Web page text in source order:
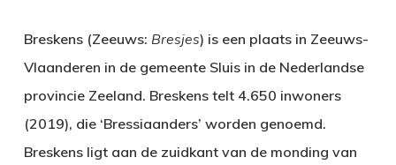
Breskens (Zeeuws: Bresjes) is een plaats in Zeeuws-
Vlaanderen in de gemeente Sluis in de Nederlandse
provincie Zeeland. Breskens telt 4.650 inwoners
(2019), die ‘Bressiaanders’ worden genoemd.
Breskens ligt aan de zuidkant van de monding van